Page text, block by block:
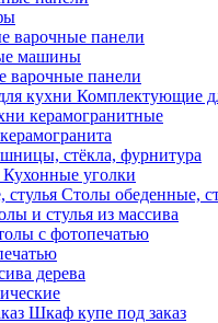
варочные панели
машины
варочные панели
Комплектующие
керамогранитные
стёкла, фурнитура
Кухонные уголки
Столы обеденные,
и стулья из массива
с фотопечатью
дерева
Шкаф купе под заказ